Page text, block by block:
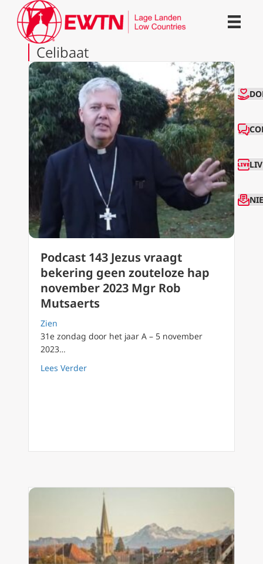
Celibaat
Podcast 143 Jezus vraagt
bekering geen zouteloze hap
november 2023 Mgr Rob
Mutsaerts
Zien
31e zondag door het jaar A – 5 november
2023…
Lees Verderabout Podcast 143 Jezus vraagt bekering